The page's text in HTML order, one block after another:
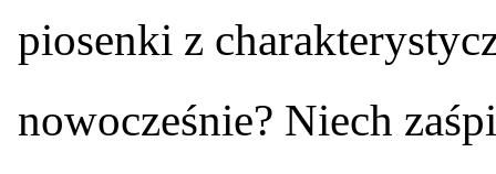
piosenki z
nowocześnie? Niech